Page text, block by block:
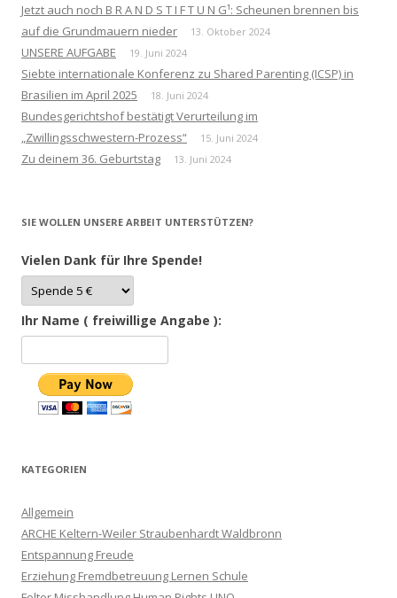
Jetzt auch noch B R A N D S T I F T U N G¹: Scheunen brennen bis
auf die Grundmauern nieder
13. Oktober 2024
UNSERE AUFGABE 19. Juni 2024
Siebte internationale Konferenz zu Shared Parenting (ICSP) in
Brasilien im April 2025
18. Juni 2024
Bundesgerichtshof bestätigt Verurteilung im
„Zwillingsschwestern-Prozess“
15. Juni 2024
Zu deinem 36. Geburtstag 13. Juni 2024
SIE WOLLEN UNSERE ARBEIT UNTERSTÜTZEN?
Vielen Dank für Ihre Spende!
Ihr Name ( freiwillige Angabe ):
KATEGORIEN
Allgemein
ARCHE Keltern-Weiler Straubenhardt Waldbronn
Entspannung Freude
Erziehung Fremdbetreuung Lernen Schule